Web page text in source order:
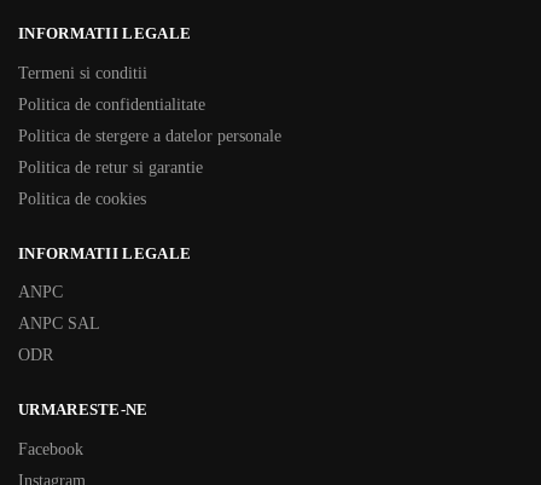
INFORMATII LEGALE
Termeni si conditii
Politica de confidentialitate
Politica de stergere a datelor personale
Politica de retur si garantie
Politica de cookies
INFORMATII LEGALE
ANPC
ANPC SAL
ODR
URMARESTE-NE
Facebook
Instagram